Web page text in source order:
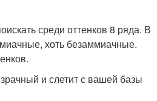
среди оттенков 8 ряда. В
хоть безаммиачные.
и слетит с вашей базы